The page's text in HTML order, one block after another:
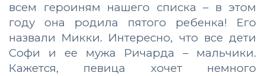
всем героиням нашего списка – в этом
году она родила пятого ребенка! Его
назвали Микки. Интересно, что все дети
Софи и ее мужа Ричарда – мальчики.
Кажется, певица хочет немного